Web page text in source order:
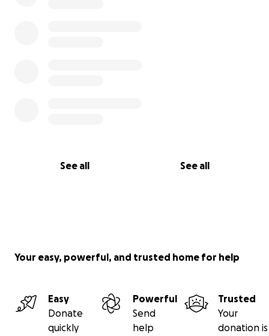
See all See all
Your easy, powerful, and trusted home for help
Easy
Donate
quickly
Powerful
Send
help
Trusted
Your
donation is